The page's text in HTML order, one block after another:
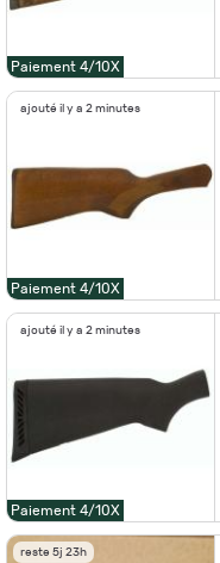
Paiement 4/10X
ajouté il y a 2 minutes
Paiement 4/10X
ajouté il y a 2 minutes
Paiement 4/10X
reste 5j 23h